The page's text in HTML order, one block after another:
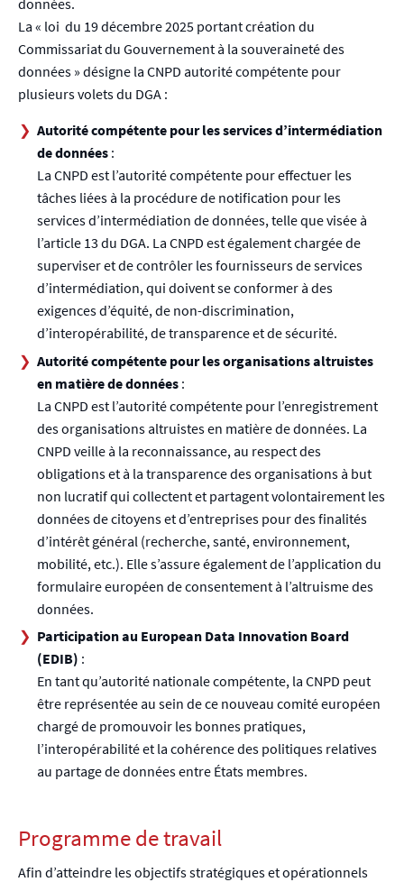
données.
La « loi du 19 décembre 2025 portant création du
Commissariat du Gouvernement à la souveraineté des
données » désigne la CNPD autorité compétente pour
plusieurs volets du DGA :
Autorité compétente pour les services d’intermédiation
de données :
La CNPD est l’autorité compétente pour effectuer les
tâches liées à la procédure de notification pour les
services d’intermédiation de données, telle que visée à
l’article 13 du DGA. La CNPD est également chargée de
superviser et de contrôler les fournisseurs de services
d’intermédiation, qui doivent se conformer à des
exigences d’équité, de non-discrimination,
d’interopérabilité, de transparence et de sécurité.
Autorité compétente pour les organisations altruistes
en matière de données :
La CNPD est l’autorité compétente pour l’enregistrement
des organisations altruistes en matière de données. La
CNPD veille à la reconnaissance, au respect des
obligations et à la transparence des organisations à but
non lucratif qui collectent et partagent volontairement les
données de citoyens et d’entreprises pour des finalités
d’intérêt général (recherche, santé, environnement,
mobilité, etc.). Elle s’assure également de l’application du
formulaire européen de consentement à l’altruisme des
données.
Participation au European Data Innovation Board
(EDIB) :
En tant qu’autorité nationale compétente, la CNPD peut
être représentée au sein de ce nouveau comité européen
chargé de promouvoir les bonnes pratiques,
l’interopérabilité et la cohérence des politiques relatives
au partage de données entre États membres.
Programme de travail
Afin d’atteindre les objectifs stratégiques et opérationnels